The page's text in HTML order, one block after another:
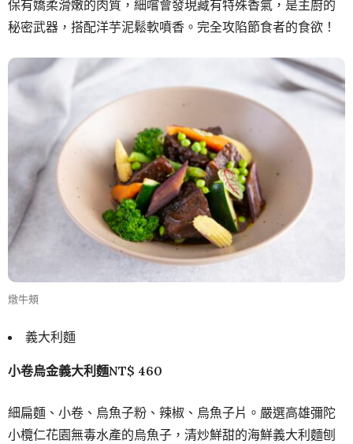
保有嬌柔滑嫩的肉質，細嚐會發現藏有特殊香氣，是主廚的
秘密武器，搭配洋芋泥鬆軟噴香。完全攻陷節食者的食欲！
燉牛頰
義大利麵
小卷烏金義大利麵NT$ 460
細扁麵、小卷、烏魚子粉、辣椒、烏魚子片。嚴選高雄彌陀
小欖仁花園無毒水產的烏魚子，清炒鮮甜的海鮮義大利麵刨